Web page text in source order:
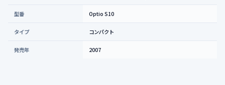
型番 Optio S10
タイプ コンパクト
発売年 2007